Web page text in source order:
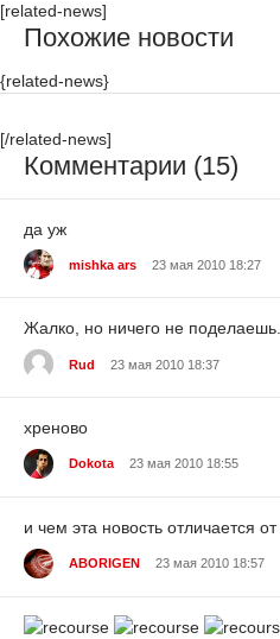
[related-news]
Похожие новости
{related-news}
[/related-news]
Комментарии (15)
да уж
mishka ars 23 мая 2010 18:27
Жалко, но ничего не поделаешь.
Rud 23 мая 2010 18:37
хреново
Dokota 23 мая 2010 18:55
и чем эта новость отличается
ABORIGEN 23 мая 2010 18:57